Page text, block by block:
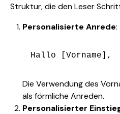
Struktur, die den Leser
Personalisierte Anrede:
Die Verwendung des
als förmliche Anreden.
Personalisierter